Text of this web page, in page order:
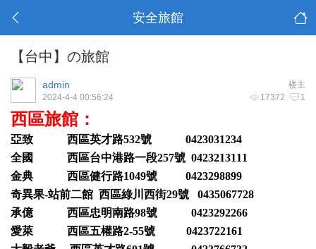
安全旅館
【台中】の旅館
楼主
admin
17372 1
2024-4-4 00:56:24
西區旅館：
亞致 西區英才路532號 0423031234
全國 西區台中港路一段257號 0423213111
金典 西區健行路1049號 0423298899
奇異果-站前二館 西區綠川西街29號 0435067728
承億 西區忠明南路98號 0423292266
愛萊 西區五權路2-55號 0423722161